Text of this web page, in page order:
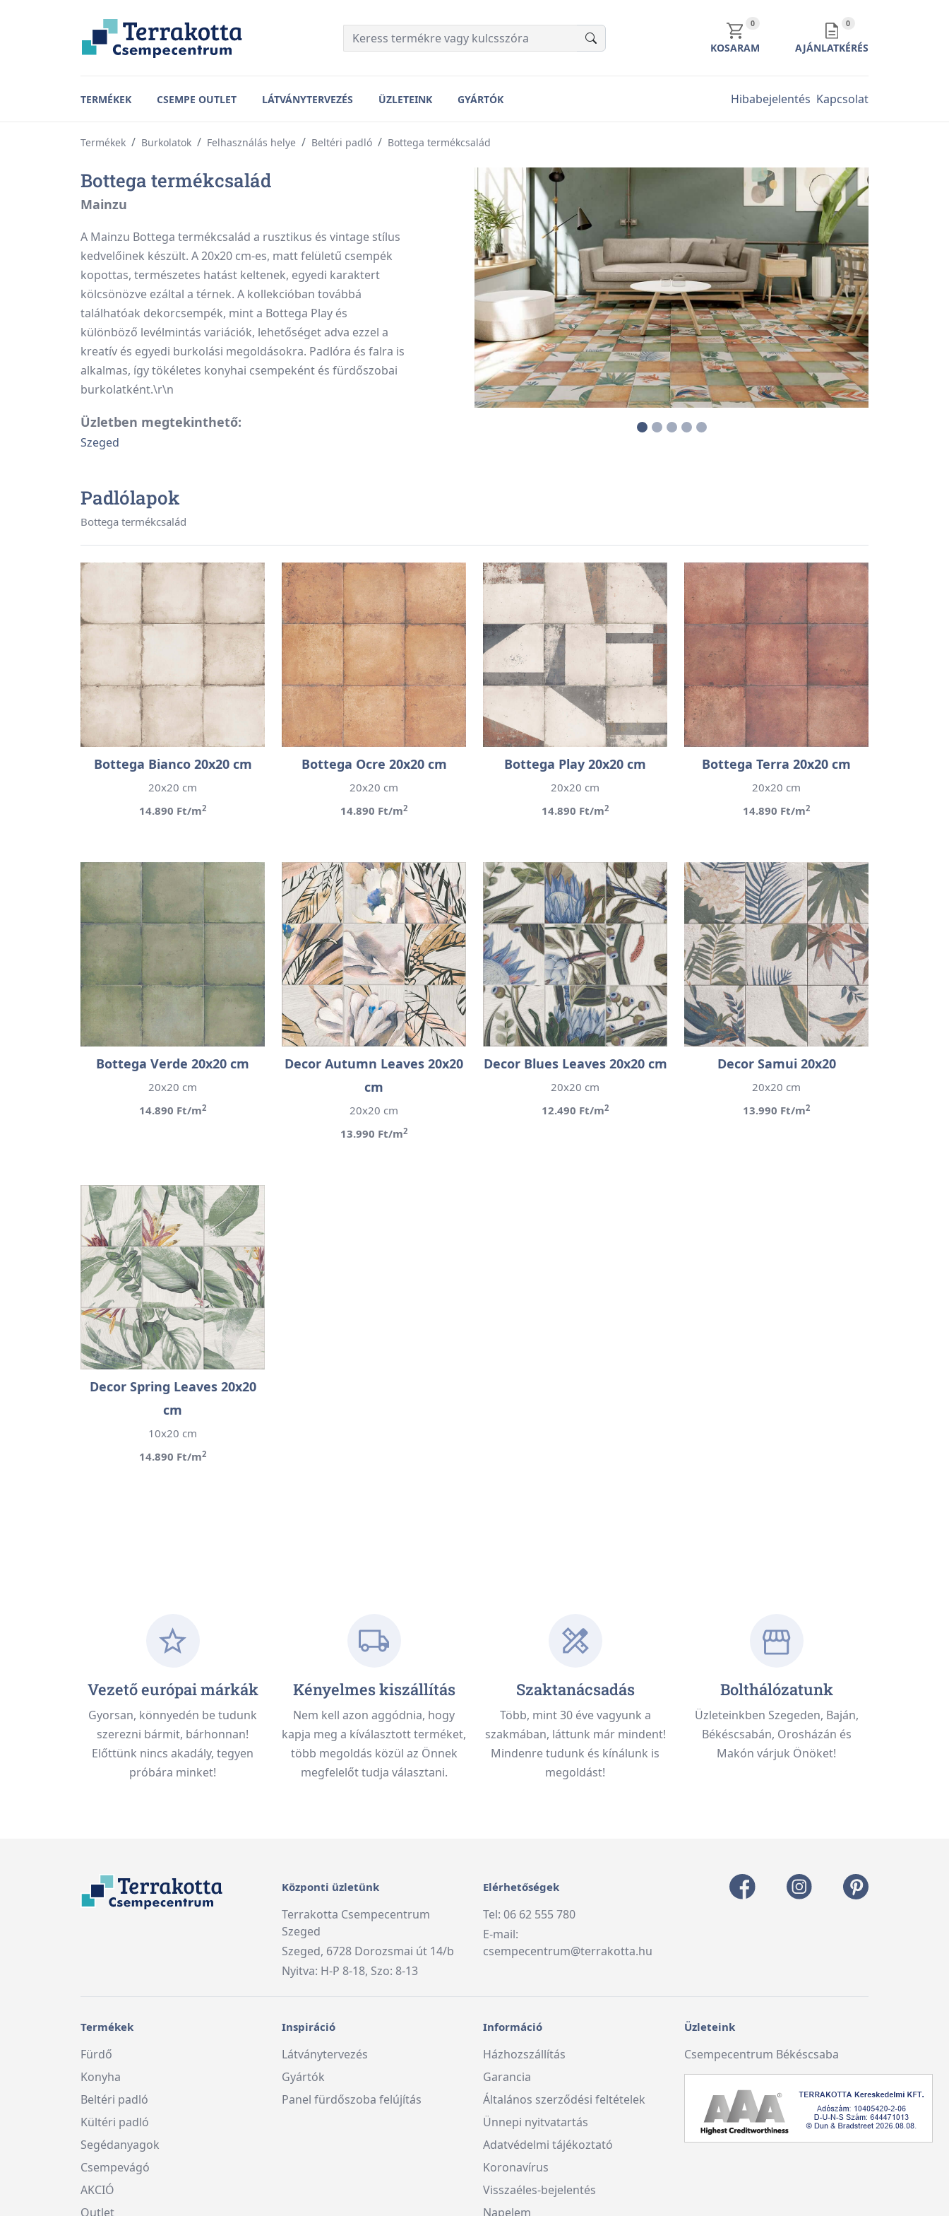
0KOSÁR TARTALMA
KOSARAM
0AJÁNLATKÉRÉS TARTALMA
AJÁNLATKÉRÉS
TERMÉKEK CSEMPE OUTLET LÁTVÁNYTERVEZÉS ÜZLETEINK GYÁRTÓK Hibabejelentés Kapcsolat
Termékek Burkolatok Felhasználás helye Beltéri padló Bottega termékcsalád
Bottega termékcsalád
Mainzu
A Mainzu Bottega termékcsalád a rusztikus és vintage stílus
kedvelőinek készült. A 20x20 cm-es, matt felületű csempék
kopottas, természetes hatást keltenek, egyedi karaktert
kölcsönözve ezáltal a térnek. A kollekcióban továbbá
találhatóak dekorcsempék, mint a Bottega Play és
különböző levélmintás variációk, lehetőséget adva ezzel a
kreatív és egyedi burkolási megoldásokra. Padlóra és falra is
alkalmas, így tökéletes konyhai csempeként és fürdőszobai
burkolatként.\r\n
Üzletben megtekinthető:
Szeged
Padlólapok
Bottega termékcsalád
Bottega Bianco 20x20 cm
20x20 cm
14.890 Ft/m2
Bottega Ocre 20x20 cm
20x20 cm
14.890 Ft/m2
Bottega Play 20x20 cm
20x20 cm
14.890 Ft/m2
Bottega Terra 20x20 cm
20x20 cm
14.890 Ft/m2
Bottega Verde 20x20 cm
20x20 cm
14.890 Ft/m2
Decor Autumn Leaves 20x20
cm
20x20 cm
13.990 Ft/m2
Decor Blues Leaves 20x20 cm
20x20 cm
12.490 Ft/m2
Decor Samui 20x20
20x20 cm
13.990 Ft/m2
Decor Spring Leaves 20x20
cm
10x20 cm
14.890 Ft/m2
Vezető európai márkák
Gyorsan, könnyedén be tudunk
szerezni bármit, bárhonnan!
Előttünk nincs akadály, tegyen
próbára minket!
Kényelmes kiszállítás
Nem kell azon aggódnia, hogy
kapja meg a kíválasztott terméket,
több megoldás közül az Önnek
megfelelőt tudja választani.
Szaktanácsadás
Több, mint 30 éve vagyunk a
szakmában, láttunk már mindent!
Mindenre tudunk és kínálunk is
megoldást!
Bolthálózatunk
Üzleteinkben Szegeden, Baján,
Békéscsabán, Orosházán és
Makón várjuk Önöket!
Központi üzletünk
Terrakotta Csempecentrum
Szeged
Szeged, 6728 Dorozsmai út 14/b
Nyitva: H-P 8-18, Szo: 8-13
Elérhetőségek
Tel: 06 62 555 780
E-mail:
csempecentrum@terrakotta.hu
Termékek
Fürdő
Konyha
Beltéri padló
Kültéri padló
Segédanyagok
Csempevágó
AKCIÓ
Outlet
Inspiráció
Látványtervezés
Gyártók
Panel fürdőszoba felújítás
Információ
Házhozszállítás
Garancia
Általános szerződési feltételek
Ünnepi nyitvatartás
Adatvédelmi tájékoztató
Koronavírus
Visszaéles-bejelentés
Napelem
Üzleteink
Csempecentrum Békéscsaba